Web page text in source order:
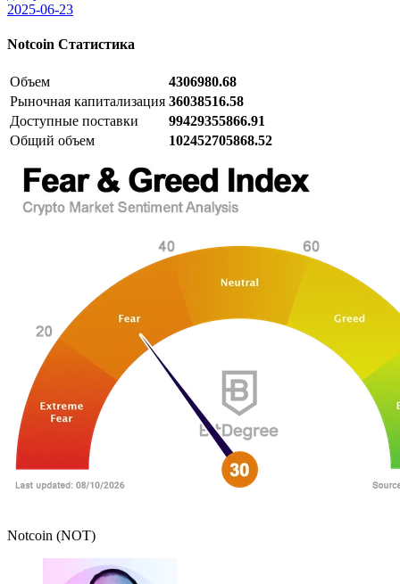
2025-06-23
Notcoin Статистика
Объем
4306980.68
Рыночная капитализация 36038516.58
Доступные поставки
99429355866.91
Общий объем
102452705868.52
Notcoin (NOT)